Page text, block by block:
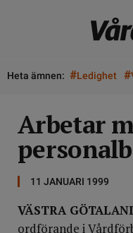
Heta ämnen: #Ledighet #
Arbetar
11 JANUARI 1999
VÄSTRA
ordförande i